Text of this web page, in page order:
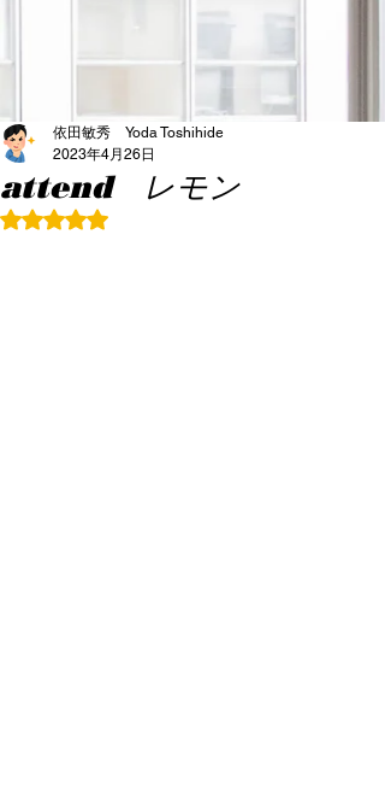
attend レモン
依田敏秀 Yoda Toshihide
2023年4月26日
5つ星のうちNaNと評価されています。